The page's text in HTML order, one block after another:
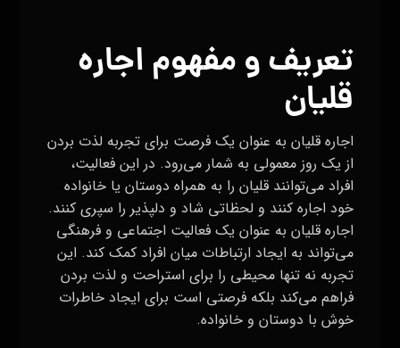
تعریف و مفهوم اجاره
قلیان
اجاره قلیان به عنوان یک فرصت برای تجربه لذت بردن
از یک روز معمولی به شمار می‌رود. در این فعالیت،
افراد می‌توانند قلیان را به همراه دوستان یا خانواده
خود اجاره کنند و لحظاتی شاد و دلپذیر را سپری کنند.
اجاره قلیان به عنوان یک فعالیت اجتماعی و فرهنگی
می‌تواند به ایجاد ارتباطات میان افراد کمک کند. این
تجربه نه تنها محیطی را برای استراحت و لذت بردن
فراهم می‌کند بلکه فرصتی است برای ایجاد خاطرات
خوش با دوستان و خانواده.